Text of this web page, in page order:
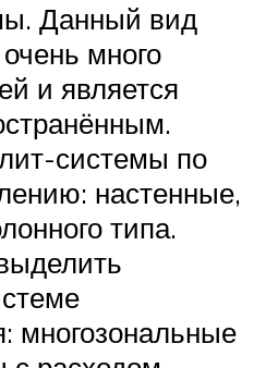
Данный вид
много
и является
системы по
настенные,
типа.
многозональные